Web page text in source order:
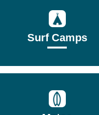
Surf Camps